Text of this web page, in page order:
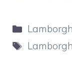
Categorie
Tag